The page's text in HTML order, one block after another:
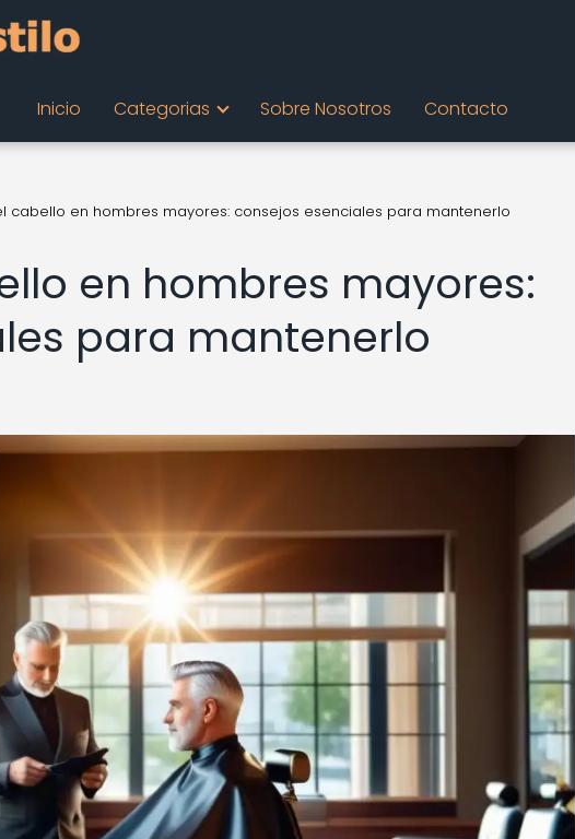
Inicio Categorias Sobre Nosotros Contacto
cabello en hombres mayores: consejos esenciales para mantenerlo
en hombres mayores:
para mantenerlo